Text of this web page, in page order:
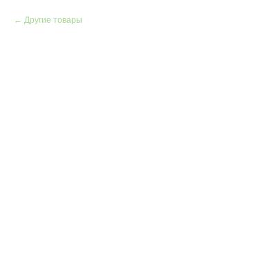
Другие товары